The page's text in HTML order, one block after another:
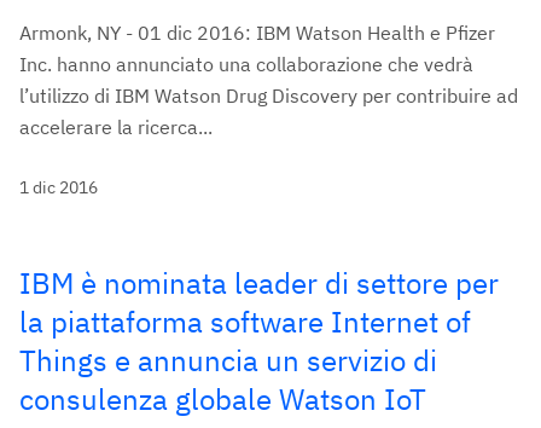
Armonk, NY - 01 dic 2016: IBM Watson Health e Pfizer
Inc. hanno annunciato una collaborazione che vedrà
l’utilizzo di IBM Watson Drug Discovery per contribuire ad
accelerare la ricerca...
1 dic 2016
IBM è nominata leader di settore per
la piattaforma software Internet of
Things e annuncia un servizio di
consulenza globale Watson IoT